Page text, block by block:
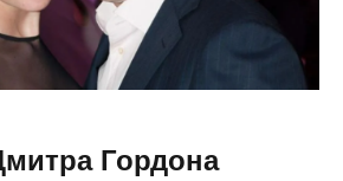
Гордона